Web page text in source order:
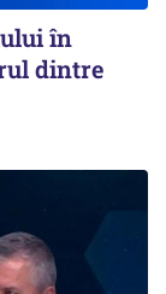
în
dintre